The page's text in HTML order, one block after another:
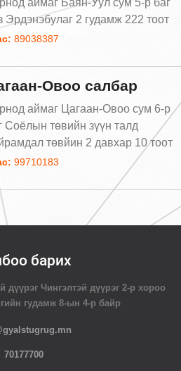
аймаг Баян-Уул сум 5-р баг
Эрдэнэбулаг 2 гудамж 222 тоот
89038387
Овоо салбар
аймаг Цагаан-Овоо сум 6-р
Соёлын төвийн зүүн талд
төвйин 2 давхар 10 тоот
99710183
барих
дүүрэг Чингэлтэй дүүрэг 2-р хороо
гудамж 8-ын 4-р байр
70177700